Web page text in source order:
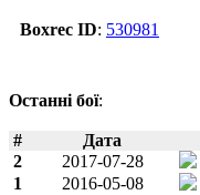
Boxrec ID: 530981
Останні бої:
# Дата
2
2017-07-28
1
2016-05-08